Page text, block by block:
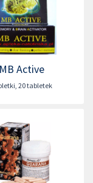
MB Active
, 20 tabletek